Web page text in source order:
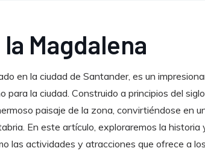
Magdalena
en la ciudad de Santander, es un
la ciudad. Construido a principios del
paisaje de la zona, convirtiéndose en
En este artículo, exploraremos la historia
las actividades y atracciones que ofrece a